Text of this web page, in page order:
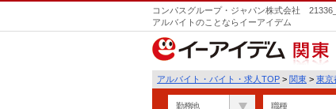
コンパスグループ・ジャパン株式会社
アルバイトのことならイーアイデム
関東
アルバイト・バイト・求人TOP > 関東 > 東京
勤務地 職種